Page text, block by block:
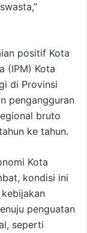
positif Kota
(IPM) Kota
di Provinsi
pengangguran
bruto
ke tahun.
Kota
kondisi ini
penguatan
seperti